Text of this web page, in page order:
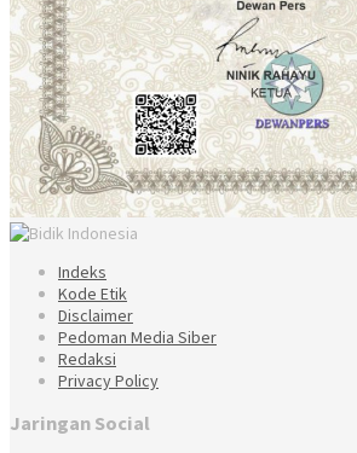
Indeks
Kode Etik
Disclaimer
Pedoman Media Siber
Redaksi
Privacy Policy
Jaringan Social